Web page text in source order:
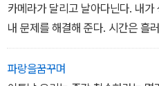
카메라가 달리고 날아다닌다. 내
내 문제를 해결해 준다. 시간은 흘
파랑을꿈꾸며